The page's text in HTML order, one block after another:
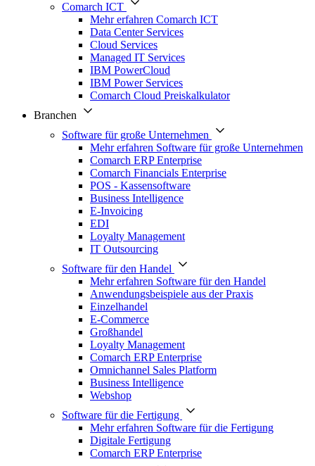
Comarch ICT
Mehr erfahren Comarch ICT
Data Center Services
Cloud Services
Managed IT Services
IBM PowerCloud
IBM Power Services
Comarch Cloud Preiskalkulator
Branchen
Software für große Unternehmen
Mehr erfahren Software für große Unternehmen
Comarch ERP Enterprise
Comarch Financials Enterprise
POS - Kassensoftware
Business Intelligence
E-Invoicing
EDI
Loyalty Management
IT Outsourcing
Software für den Handel
Mehr erfahren Software für den Handel
Anwendungsbeispiele aus der Praxis
Einzelhandel
E-Commerce
Großhandel
Loyalty Management
Comarch ERP Enterprise
Omnichannel Sales Platform
Business Intelligence
Webshop
Software für die Fertigung
Mehr erfahren Software für die Fertigung
Digitale Fertigung
Comarch ERP Enterprise